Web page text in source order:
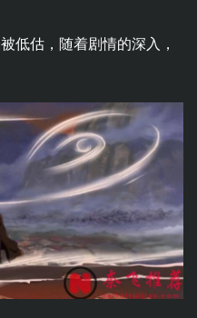
低估，随着剧情的深入，